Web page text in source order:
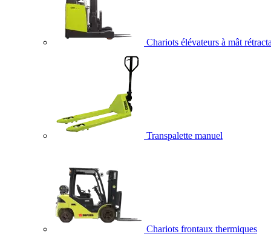
Chariots élévateurs à mât
Transpalette manuel
Chariots frontaux thermiques